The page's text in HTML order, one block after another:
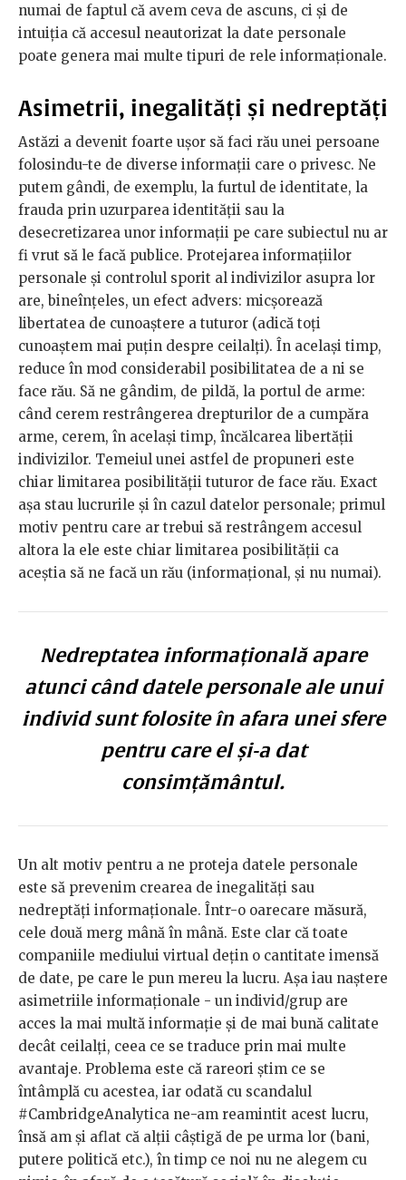
numai de faptul că avem ceva de ascuns, ci și de
intuiția că accesul neautorizat la date personale
poate genera mai multe tipuri de rele informaționale.
Asimetrii, inegalități și nedreptăți
Astăzi a devenit foarte ușor să faci rău unei persoane
folosindu-te de diverse informații care o privesc. Ne
putem gândi, de exemplu, la furtul de identitate, la
frauda prin uzurparea identității sau la
desecretizarea unor informații pe care subiectul nu ar
fi vrut să le facă publice. Protejarea informațiilor
personale și controlul sporit al indivizilor asupra lor
are, bineînțeles, un efect advers: micșorează
libertatea de cunoaștere a tuturor (adică toți
cunoaștem mai puțin despre ceilalți). În același timp,
reduce în mod considerabil posibilitatea de a ni se
face rău. Să ne gândim, de pildă, la portul de arme:
când cerem restrângerea drepturilor de a cumpăra
arme, cerem, în același timp, încălcarea libertății
indivizilor. Temeiul unei astfel de propuneri este
chiar limitarea posibilității tuturor de face rău. Exact
așa stau lucrurile și în cazul datelor personale; primul
motiv pentru care ar trebui să restrângem accesul
altora la ele este chiar limitarea posibilității ca
aceștia să ne facă un rău (informațional, și nu numai).
Nedreptatea informațională apare
atunci când datele personale ale unui
individ sunt folosite în afara unei sfere
pentru care el și-a dat
consimțământul.
Un alt motiv pentru a ne proteja datele personale
este să prevenim crearea de inegalități sau
nedreptăți informaționale. Într-o oarecare măsură,
cele două merg mână în mână. Este clar că toate
companiile mediului virtual dețin o cantitate imensă
de date, pe care le pun mereu la lucru. Așa iau naștere
asimetriile informaționale - un individ/grup are
acces la mai multă informație și de mai bună calitate
decât ceilalți, ceea ce se traduce prin mai multe
avantaje. Problema este că rareori știm ce se
întâmplă cu acestea, iar odată cu scandalul
#CambridgeAnalytica ne-am reamintit acest lucru,
însă am și aflat că alții câștigă de pe urma lor (bani,
putere politică etc.), în timp ce noi nu ne alegem cu